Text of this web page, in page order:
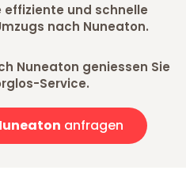
und schnelle
nach Nuneaton.
Nuneaton geniessen Sie
Service.
anfragen